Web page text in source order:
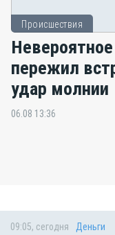
Происшествия
пережил
удар молнии
06.08 13:36
09:05, сегодня Деньги